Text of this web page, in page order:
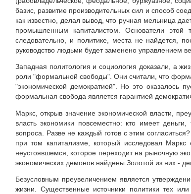
базис, развитие производительных сил и способ
как известно, делал вывод, что ручная мельница
промышленным капиталистом. Основатели этой
следовательно, и политике, места не найдется,
руководство людьми будет заменено управлением
Западная политология и социология доказали, а
роли "формальной свободы". Они считали, что
"экономической демократией". Но это оказалось
формальная свобода является гарантией
Маркс, открыв значение экономической власти,
власть экономики повсеместно: кто имеет
вопроса. Разве не каждый готов с этим
при том капитализме, который исследовал
неустоявшемся, которое переходит на рыночную
экономических демонов найдены.Золотой из них -
Безусловным преувеличением является
жизни. Существенные источники политики тех